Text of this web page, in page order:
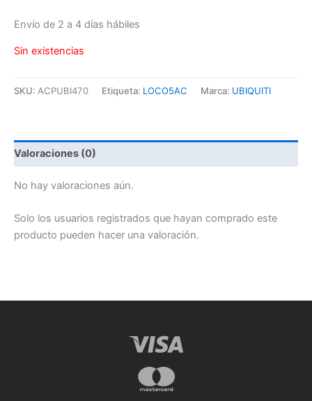
Envío de 2 a 4 días hábiles
Sin existencias
SKU: ACPUBI470 Etiqueta: LOCO5AC Marca: UBIQUITI
Valoraciones (0)
No hay valoraciones aún.
Solo los usuarios registrados que hayan comprado este
producto pueden hacer una valoración.